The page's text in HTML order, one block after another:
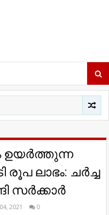
ഉയര്‍ത്തുന്ന
രൂപ ലാഭം: ചർച്ച
സര്‍ക്കാർ
2021 0